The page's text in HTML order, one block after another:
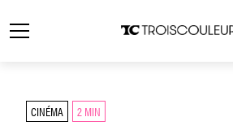
CINÉMA 2 MIN